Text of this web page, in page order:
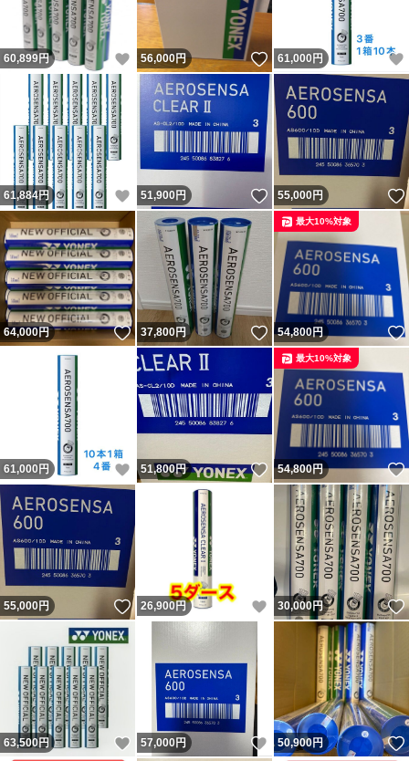
60,899円 いいね！
56,000円 いいね！
61,000 円
61,884円 いいね！
51,900円 いいね！
55,000円
64,000円 いいね！
37,800円 いいね！
54,800円
最大10%対象
61,000 円 いいね！
51,800円 いいね！
54,800円
最大10%対象
55,000円 いいね！
26,900円 いいね！
30,000円
63,500円 いいね！
57,000円 いいね！
50,900円